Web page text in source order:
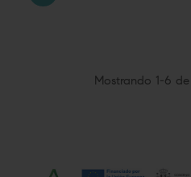
Mostrando 1-6